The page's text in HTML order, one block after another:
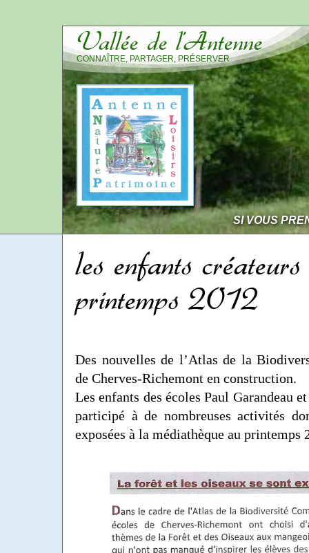
Vallée de l’Antenne
CONNAÎTRE, PARTAGER, PRÉSERVER
SI VOUS
les enfants
printemps 2012
Des nouvelles de l’Atlas de la
de Cherves-Richemont en construction.
Les enfants des écoles Paul Garandeau
participé à de nombreuses activités
exposées à la médiathèque au printemps